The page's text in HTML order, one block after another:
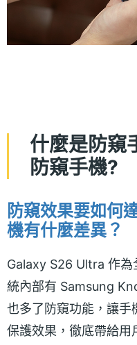
什麼是防窺
防窺手機?
防窺效果要如何
機有什麼差異？
Galaxy S26 Ultra 作為
統內部有 Samsung
也多了防窺功能，讓手
保護效果，徹底帶給用